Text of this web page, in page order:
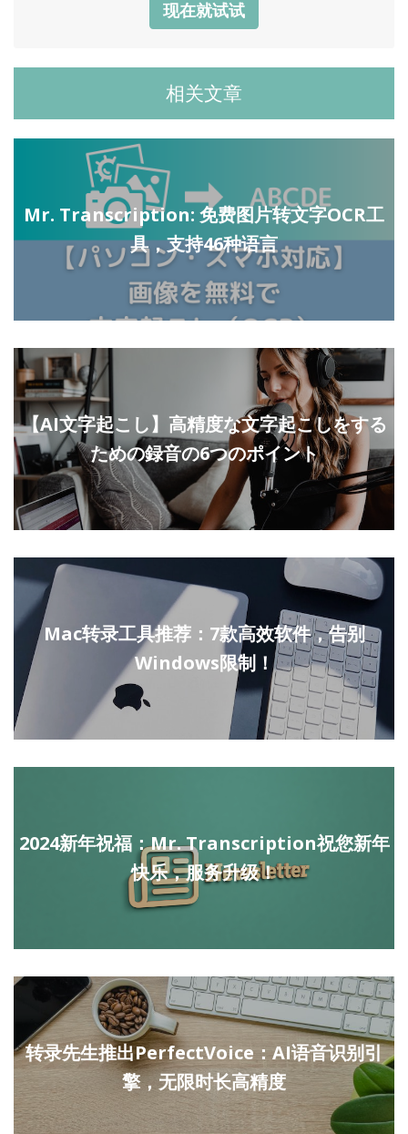
现在就试试
相关文章
Mr. Transcription: 免费图片转文字OCR工
具，支持46种语言
【AI文字起こし】高精度な文字起こしをする
ための録音の6つのポイント
Mac转录工具推荐：7款高效软件，告别
Windows限制！
2024新年祝福：Mr. Transcription祝您新年
快乐，服务升级！
转录先生推出PerfectVoice：AI语音识别引
擎，无限时长高精度